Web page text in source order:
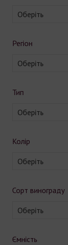
Оберіть
Регіон
Оберіть
Тип
Оберіть
Колір
Оберіть
Сорт винограду
Оберіть
Ємність